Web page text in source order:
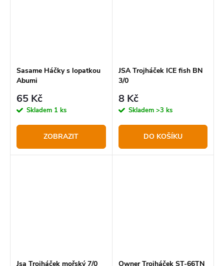
Sasame Háčky s lopatkou
Abumi
65 Kč
Skladem 1 ks
ZOBRAZIT
JSA Trojháček ICE fish BN
3/0
8 Kč
Skladem >3 ks
DO KOŠÍKU
Jsa Trojháček mořský 7/0 Owner Trojháček ST-66TN